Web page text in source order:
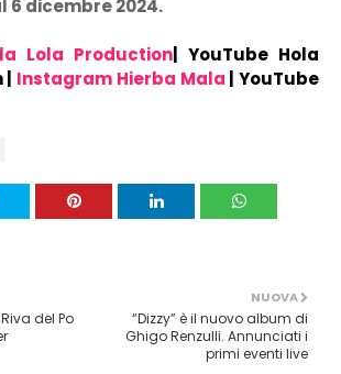
6 dicembre 2024.
Lola Production
YouTube Hola
Instagram Hierba Mala |YouTube
NUOVA
“Dizzy” è il nuovo album di
Ghigo Renzulli. Annunciati i
primi eventi live
del Po